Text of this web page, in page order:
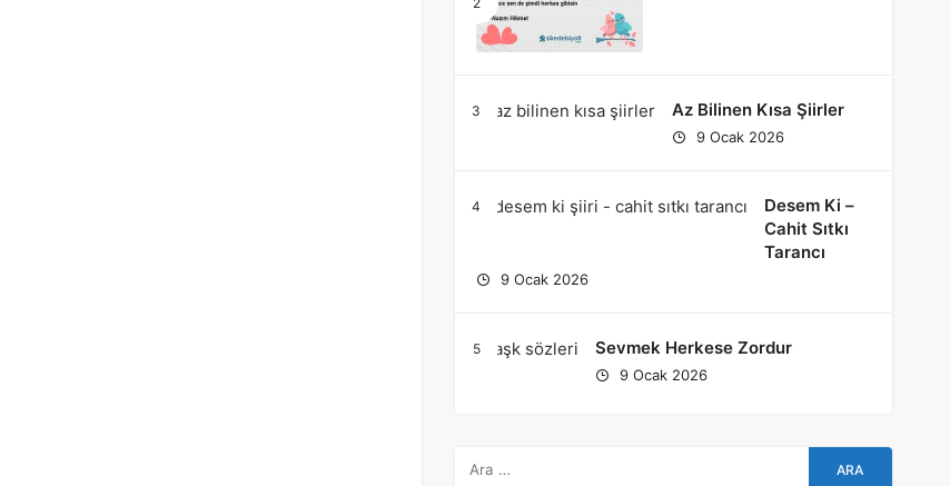
Az Bilinen Kısa Şiirler
9 Ocak 2026
Desem Ki –
Cahit Sıtkı
Tarancı
9 Ocak 2026
Sevmek Herkese Zordur
9 Ocak 2026